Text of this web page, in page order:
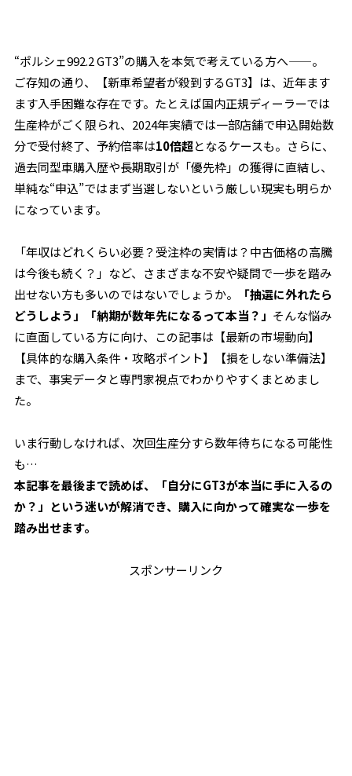
“ポルシェ992.2 GT3”の購入を本気で考えている方へ——。
ご存知の通り、【新車希望者が殺到するGT3】は、近年ます
ます入手困難な存在です。たとえば国内正規ディーラーでは
生産枠がごく限られ、2024年実績では一部店舗で申込開始数
分で受付終了、予約倍率は10倍超となるケースも。さらに、
過去同型車購入歴や長期取引が「優先枠」の獲得に直結し、
単純な“申込”ではまず当選しないという厳しい現実も明らか
になっています。
「年収はどれくらい必要？受注枠の実情は？中古価格の高騰
は今後も続く？」など、さまざまな不安や疑問で一歩を踏み
出せない方も多いのではないでしょうか。
「抽選に外れたら
どうしよう」「納期が数年先になるって本当？」 そんな悩み
に直面している方に向け、この記事は【最新の市場動向】
【具体的な購入条件・攻略ポイント】【損をしない準備法】
まで、事実データと専門家視点でわかりやすくまとめまし
た。
いま行動しなければ、次回生産分すら数年待ちになる可能性
も…
本記事を最後まで読めば、「自分にGT3が本当に手に入るの
か？」という迷いが解消でき、購入に向かって確実な一歩を
踏み出せます。
スポンサーリンク